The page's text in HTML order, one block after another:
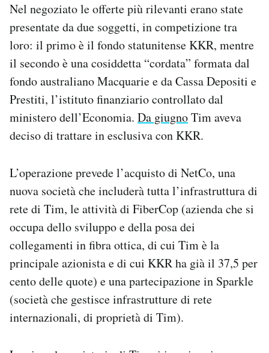
Nel negoziato le offerte più rilevanti erano state
presentate da due soggetti, in competizione tra
loro: il primo è il fondo statunitense KKR, mentre
il secondo è una cosiddetta “cordata” formata dal
fondo australiano Macquarie e da Cassa Depositi e
Prestiti, l’istituto finanziario controllato dal
ministero dell’Economia. Da giugnoTim aveva
deciso di trattare in esclusiva con KKR.
L’operazione prevede l’acquisto di NetCo, una
nuova società che includerà tutta l’infrastruttura di
rete di Tim, le attività di FiberCop (azienda che si
occupa dello sviluppo e della posa dei
collegamenti in fibra ottica, di cui Tim è la
principale azionista e di cui KKR ha già il 37,5 per
cento delle quote) e una partecipazione in Sparkle
(società che gestisce infrastrutture di rete
internazionali, di proprietà di Tim).